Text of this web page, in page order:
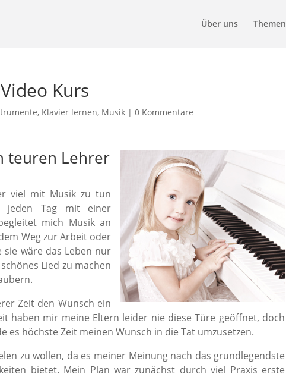
Über uns Themen
Kurs
, Klavier lernen, Musik | 0 Kommentare
teuren Lehrer
viel mit Musik zu tun
jeden Tag mit einer
mich Musik an
Weg zur Arbeit oder
wäre das Leben nur
Lied zu machen
Zeit den Wunsch ein
haben mir meine Eltern leider nie diese Türe geöffnet, doch
es höchste Zeit meinen Wunsch in die Tat umzusetzen.
zu wollen, da es meiner Meinung nach das grundlegendste
bietet. Mein Plan war zunächst durch viel Praxis erste